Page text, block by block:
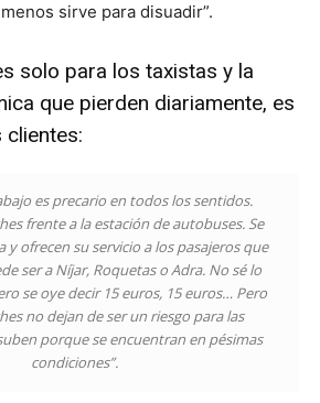
sirve para disuadir”.
solo para los taxistas y la
que pierden diariamente, es
clientes:
es precario en todos los sentidos.
frente a la estación de autobuses. Se
y ofrecen su servicio a los pasajeros que
ser a Níjar, Roquetas o Adra. No sé lo
se oye decir 15 euros, 15 euros… Pero
no dejan de ser un riesgo para las
porque se encuentran en pésimas
condiciones”.